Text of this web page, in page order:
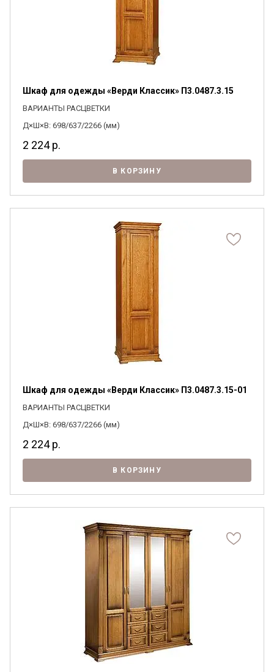
Шкаф для одежды «Верди Классик» П3.0487.3.15
ВАРИАНТЫ РАСЦВЕТКИ
Д×Ш×В: 698/637/2266 (мм)
2 224р.
В КОРЗИНУ
Шкаф для одежды «Верди Классик» П3.0487.3.15-01
ВАРИАНТЫ РАСЦВЕТКИ
Д×Ш×В: 698/637/2266 (мм)
2 224р.
В КОРЗИНУ